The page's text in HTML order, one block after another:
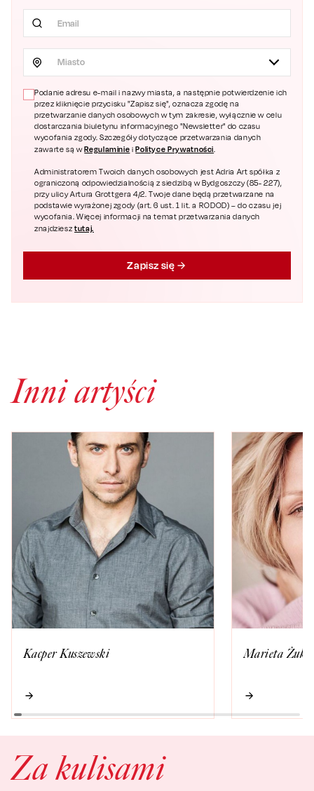
Miasto
Podanie adresu e-mail i nazwy miasta, a następnie potwierdzenie ich
przez kliknięcie przycisku "Zapisz się", oznacza zgodę na
przetwarzanie danych osobowych w tym zakresie, wyłącznie w celu
dostarczania biuletynu informacyjnego "Newsletter" do czasu
wycofania zgody. Szczegóły dotyczące przetwarzania danych
zawarte są wRegulaminie iPolityce Prywatności.
Administratorem Twoich danych osobowych jest Adria Art spółka z
ograniczoną odpowiedzialnością z siedzibą w Bydgoszczy (85- 227),
przy ulicy Artura Grottgera 4/2. Twoje dane będą przetwarzane na
podstawie wyrażonej zgody (art. 6 ust. 1 lit. a RODOD) – do czasu jej
wycofania. Więcej informacji na temat przetwarzania danych
znajdziesztutaj.
Zapisz się
Inni artyści
Kacper Kuszewski Marieta
Za kulisami